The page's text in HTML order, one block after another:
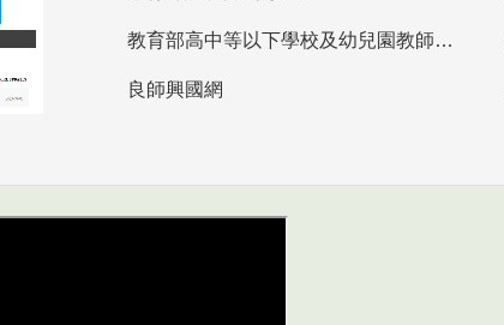
教育部高中等以下學校及幼兒園教師資格檢定考試
良師興國網